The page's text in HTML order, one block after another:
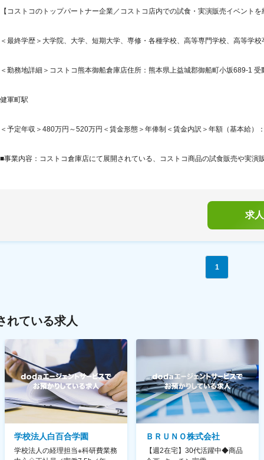
【コストコのトップパートナー企業／コストコ店内での試食・実演販売イベント
＜最終学歴＞大学院、大学、短期大学、専修・各種学校、高等専門学校、高等学校
＜勤務地詳細＞コストコ熊本御船倉庫店住所：熊本県上益城郡御船町小坂689-1
健軍町駅
＜予定年収＞480万円～520万円＜賃金形態＞年俸制＜賃金内訳＞年額（基本給）
■事業内容：コストコ倉庫店にて展開されている、コストコ商品の試食販売や実演
求
1
れている求人
学校法人白百合学園
学校法人の経理担当※科研費業務
ＢＲＵＮＯ株式会社
【週2在宅】30代活躍中◆商品